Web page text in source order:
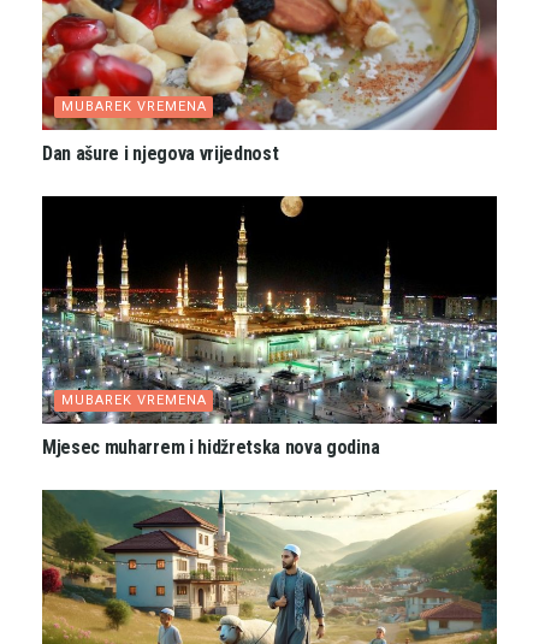
MUBAREK VREMENA
Dan ašure i njegova vrijednost
MUBAREK VREMENA
Mjesec muharrem i hidžretska nova godina